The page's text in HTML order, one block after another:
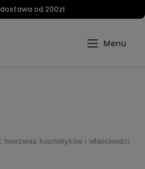
od 200zł
kosmetyków i właściwości